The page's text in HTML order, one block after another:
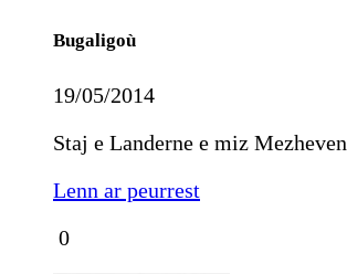
Bugaligoù
19/05/2014
Staj e Landerne e miz Mezheven
Lenn ar peurrest
0